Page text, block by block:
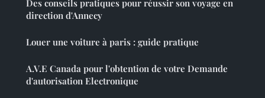
Des conseils pratiques pour réussir son voyage en
direction d'Annecy
Louer une voiture à paris : guide pratique
A.V.E Canada pour l'obtention de votre Demande
d'autorisation Electronique